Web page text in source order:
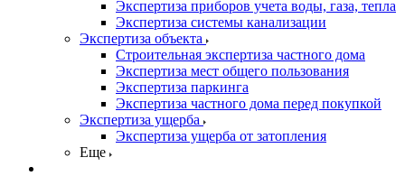
Экспертиза приборов учета воды, газа, тепла
Экспертиза системы канализации
Экспертиза объекта
Строительная экспертиза частного дома
Экспертиза мест общего пользования
Экспертиза паркинга
Экспертиза частного дома перед покупкой
Экспертиза ущерба
Экспертиза ущерба от затопления
Еще